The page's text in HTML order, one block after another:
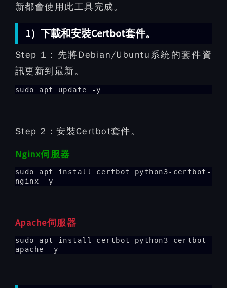
新都會使用此工具完成。
1）下載和安裝Certbot套件。
Step 1： 先將Debian/Ubuntu系統的套件資
訊更新到最新。
sudo apt update -y
Step 2：安裝Certbot套件。
Nginx伺服器
sudo apt install certbot python3-certbot-
nginx -y
Apache伺服器
sudo apt install certbot python3-certbot-
apache -y